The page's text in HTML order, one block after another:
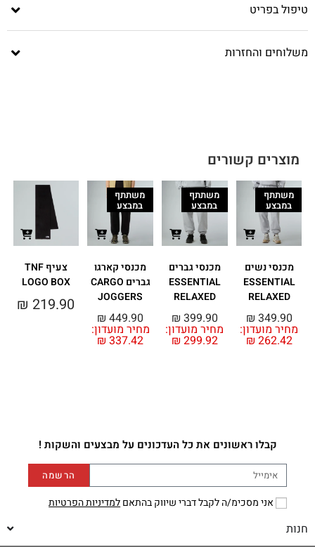
טיפול בפריט
משלוחים והחזרות
מוצרים קשורים
משתתף
במבצע
מכנסי נשים
ESSENTIAL
RELAXED
מחיר מועדון:
₪ 262.42
₪ 349.90
משתתף
במבצע
מכנסי גברים
ESSENTIAL
RELAXED
מחיר מועדון:
₪ 299.92
₪ 399.90
משתתף
במבצע
מכנסי קארגו
גברים CARGO
JOGGERS
מחיר מועדון:
₪ 337.42
₪ 449.90
צעיף TNF
LOGO BOX
₪ 219.90
קבלו ראשונים את כל העדכונים על מבצעים והשקות !
אני מסכימ/ה לקבל דברי שיווק בהתאםלמדיניות הפרטיות
הרשמה
חנות